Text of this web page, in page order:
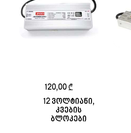
120,00₾
12 ვოლტიანი,
კვების
ბლოკები